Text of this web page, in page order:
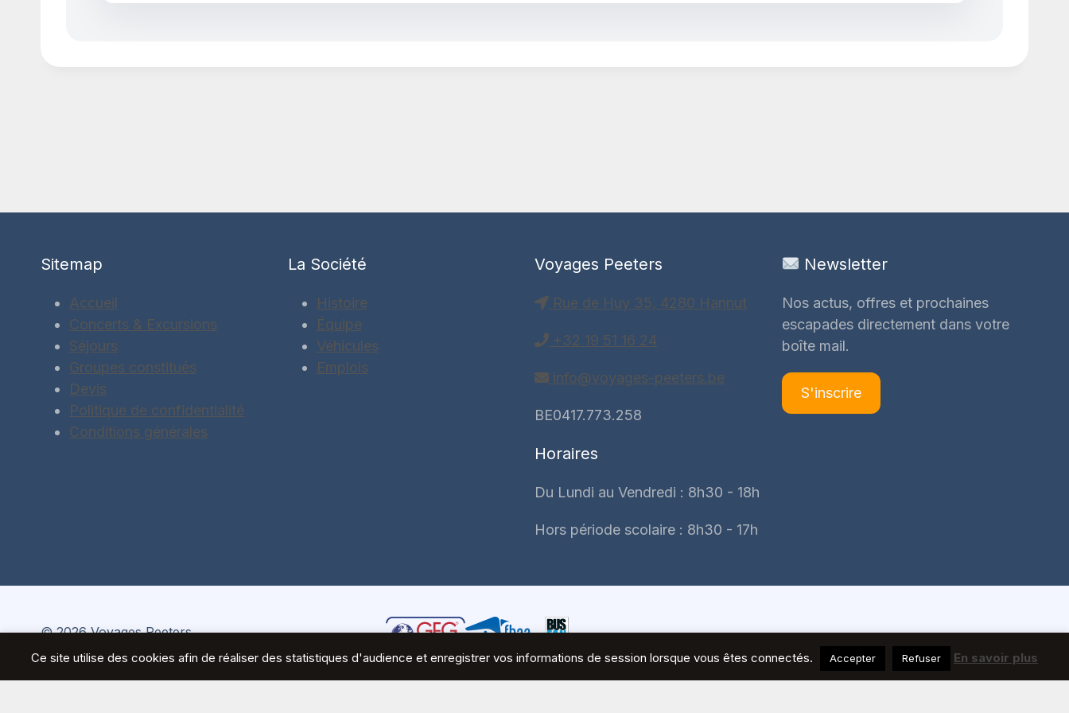
Sitemap
Accueil
Concerts & Excursions
Séjours
Groupes constitués
Devis
Politique de confidentialité
Conditions générales
La Société
Histoire
Équipe
Véhicules
Emplois
Voyages Peeters
Rue de Huy 35, 4280 Hannut
+32 19 51 16 24
info@voyages-peeters.be
BE0417.773.258
Horaires
Du Lundi au Vendredi : 8h30 - 18h
Hors période scolaire : 8h30 - 17h
Newsletter
Nos actus, offres et prochaines
escapades directement dans votre
boîte mail.
S'inscrire
© 2026 Voyages Peeters
Ce site utilise des cookies afin de réaliser des statistiques d'audience et enregistrer vos informations de session lorsque vous êtes connectés. Accepter Refuser En savoir plus